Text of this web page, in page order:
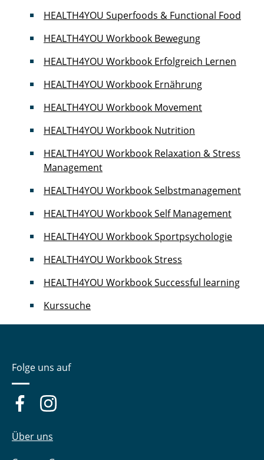
HEALTH4YOU Superfoods & Functional Food
HEALTH4YOU Workbook Bewegung
HEALTH4YOU Workbook Erfolgreich Lernen
HEALTH4YOU Workbook Ernährung
HEALTH4YOU Workbook Movement
HEALTH4YOU Workbook Nutrition
HEALTH4YOU Workbook Relaxation & Stress
Management
HEALTH4YOU Workbook Selbstmanagement
HEALTH4YOU Workbook Self Management
HEALTH4YOU Workbook Sportpsychologie
HEALTH4YOU Workbook Stress
HEALTH4YOU Workbook Successful learning
Kurssuche
Folge uns auf
Über uns